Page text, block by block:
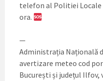
telefon al Politiei Locale
ora.
—
Administrația Națională
avertizare meteo cod
București și județul Ilfov,